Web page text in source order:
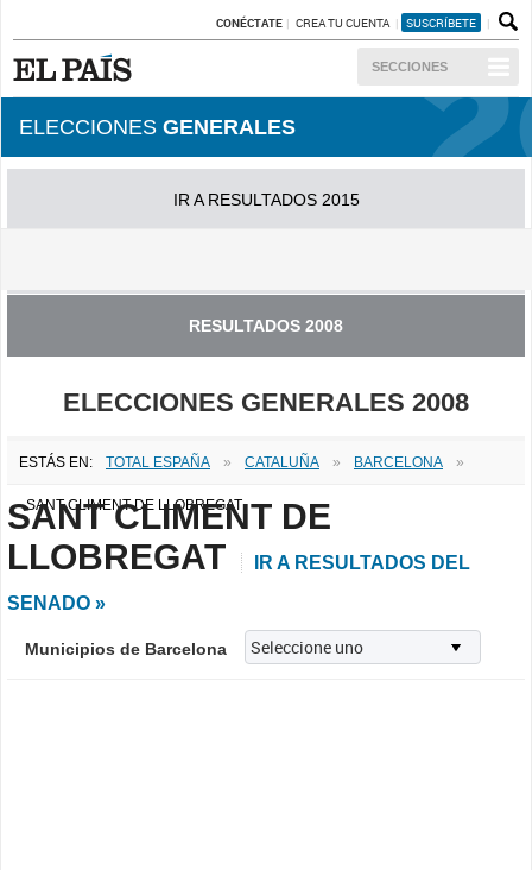
CONÉCTATE CREA TU CUENTA SUSCRÍBETE
SECCIONES
ELECCIONES GENERALES
IR A RESULTADOS 2015
RESULTADOS 2008
ELECCIONES GENERALES 2008
ESTÁS EN: TOTAL ESPAÑA » CATALUÑA » BARCELONA »
SANT CLIMENT DE LLOBREGAT
SANT CLIMENT DE
LLOBREGAT
IR A RESULTADOS DEL
SENADO »
Municipios de Barcelona